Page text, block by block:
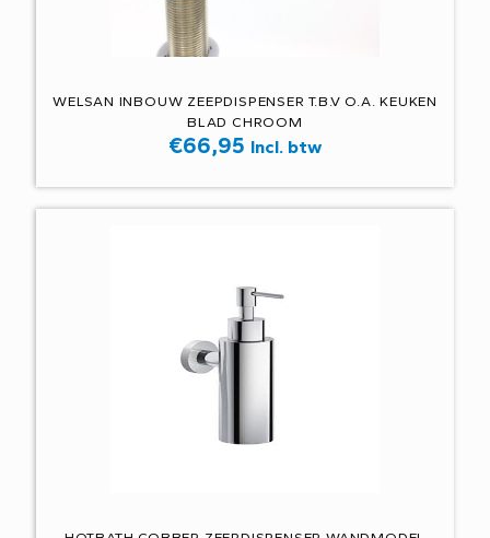
WELSAN INBOUW ZEEPDISPENSER T.B.V O.A. KEUKEN
BLAD CHROOM
€66,95 Incl. btw